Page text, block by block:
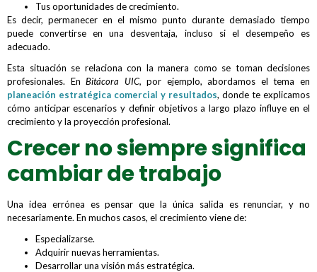
Tus oportunidades de crecimiento.
Es decir, permanecer en el mismo punto durante demasiado tiempo
puede convertirse en una desventaja, incluso si el desempeño es
adecuado.
Esta situación se relaciona con la manera como se toman decisiones
profesionales. EnBitácora UIC, por ejemplo, abordamos el tema en
planeación estratégica comercial y resultados, donde te explicamos
cómo anticipar escenarios y definir objetivos a largo plazo influye en el
crecimiento y la proyección profesional.
Crecer no siempre significa
cambiar de trabajo
Una idea errónea es pensar que la única salida es renunciar, y no
necesariamente. En muchos casos, el crecimiento viene de:
Especializarse.
Adquirir nuevas herramientas.
Desarrollar una visión más estratégica.